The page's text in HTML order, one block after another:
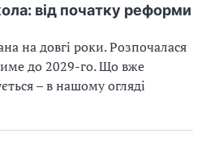
від початку реформи
на довгі роки. Розпочалася
до 2029-го. Що вже
– в нашому огляді